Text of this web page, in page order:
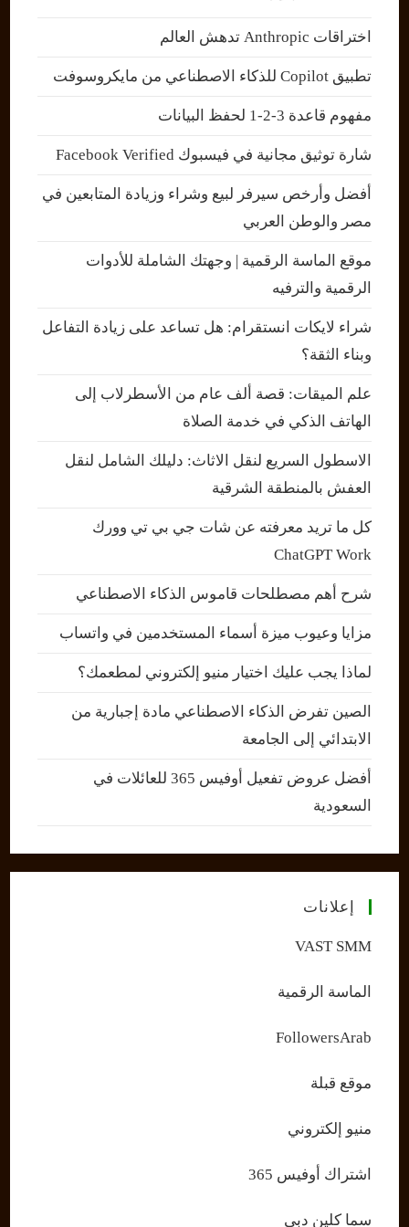
اختراقات Anthropic تدهش العالم
تطبيق Copilot للذكاء الاصطناعي من مايكروسوفت
مفهوم قاعدة 3-2-1 لحفظ البيانات
شارة توثيق مجانية في فيسبوك Facebook Verified
أفضل وأرخص سيرفر لبيع وشراء وزيادة المتابعين في
مصر والوطن العربي
موقع الماسة الرقمية | وجهتك الشاملة للأدوات
الرقمية والترفيه
شراء لايكات انستقرام: هل تساعد على زيادة التفاعل
وبناء الثقة؟
علم الميقات: قصة ألف عام من الأسطرلاب إلى
الهاتف الذكي في خدمة الصلاة
الاسطول السريع لنقل الاثاث: دليلك الشامل لنقل
العفش بالمنطقة الشرقية
كل ما تريد معرفته عن شات جي بي تي وورك
ChatGPT Work
شرح أهم مصطلحات قاموس الذكاء الاصطناعي
مزايا وعيوب ميزة أسماء المستخدمين في واتساب
لماذا يجب عليك اختيار منيو إلكتروني لمطعمك؟
الصين تفرض الذكاء الاصطناعي مادة إجبارية من
الابتدائي إلى الجامعة
أفضل عروض تفعيل أوفيس 365 للعائلات في
السعودية
إعلانات
VAST SMM
الماسة الرقمية
FollowersArab
موقع قبلة
منيو إلكتروني
اشتراك أوفيس 365
سما كلين دبي